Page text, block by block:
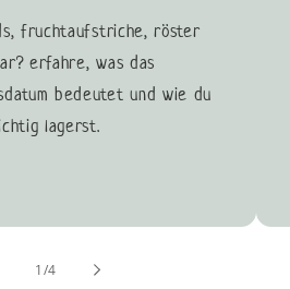
fruchtaufstriche, röster
erfahre, was das
bedeutet und wie du
lagerst.
1 /von
4